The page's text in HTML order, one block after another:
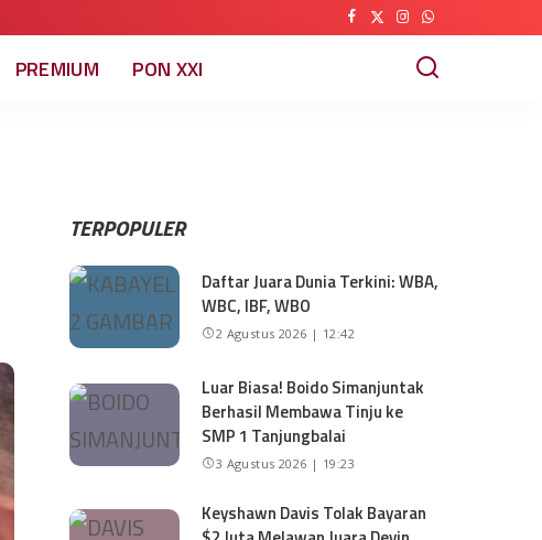
PREMIUM PON XXI
TERPOPULER
Daftar Juara Dunia Terkini: WBA,
WBC, IBF, WBO
2 Agustus 2026 | 12:42
Luar Biasa! Boido Simanjuntak
Berhasil Membawa Tinju ke
SMP 1 Tanjungbalai
3 Agustus 2026 | 19:23
Keyshawn Davis Tolak Bayaran